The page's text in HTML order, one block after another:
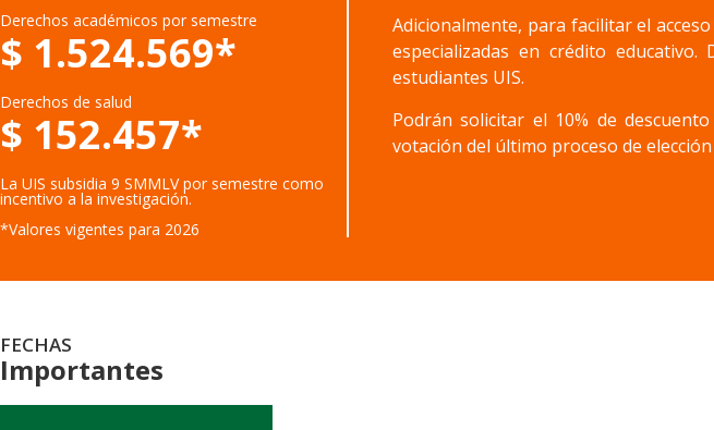
Derechos académicos por semestre
$ 1.524.569*
Derechos de salud
$ 152.457*
La UIS subsidia 9 SMMLV por semestre como
incentivo a la investigación.
*Valores vigentes para 2026
Adicionalmente, para facilitar el
especializadas en crédito
estudiantes UIS.
Podrán solicitar el 10% de
votación del último proceso de
FECHAS
Importantes